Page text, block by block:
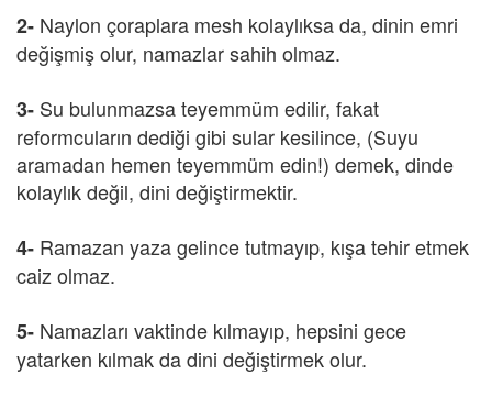
2- Naylon çoraplara mesh kolaylıksa da, dinin emri
değişmiş olur, namazlar sahih olmaz.
3- Su bulunmazsa teyemmüm edilir, fakat
reformcuların dediği gibi sular kesilince, (Suyu
aramadan hemen teyemmüm edin!) demek, dinde
kolaylık değil, dini değiştirmektir.
4- Ramazan yaza gelince tutmayıp, kışa tehir etmek
caiz olmaz.
5- Namazları vaktinde kılmayıp, hepsini gece
yatarken kılmak da dini değiştirmek olur.